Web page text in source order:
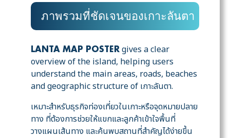
ภาพรวมที่ชัดเจนของเกาะลันตา
LANTA MAP POSTER gives a clear
overview of the island, helping users
understand the main areas, roads, beaches
and geographic structure of เกาะลันตา.
เหมาะสำหรับธุรกิจท่องเที่ยวในเกาะหรือจุดหมายปลาย
ทาง ที่ต้องการช่วยให้แขกและลูกค้าเข้าใจพื้นที่
วางแผนเส้นทาง และค้นพบสถานที่สำคัญได้ง่ายขึ้น